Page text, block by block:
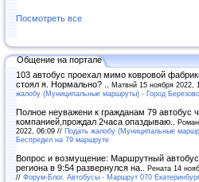
Посмотреть все
Общение на портале
103 автобус проехал мимо ковровой
стоял я. Нормально? .. Матвнй 15 ноября 2022,
жалобу (Муниципальные маршруты) - Город
Полное неуважени к гражданам 79 автобус
компанией,прождал 2часа опаздываю..
2022, 06:09 // Подать жалобу (Муниципальные
Беспредел на 79 маршруте
Вопрос и возмущение: Маршрутный
региона в 9:54 развернулся на.. Рената 14
// Форум-Блог. Автобусы - Маршрут 070 Екатеринбург